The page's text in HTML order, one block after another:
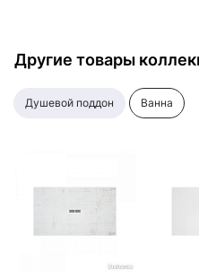
Другие товары
душевой поддон ванна